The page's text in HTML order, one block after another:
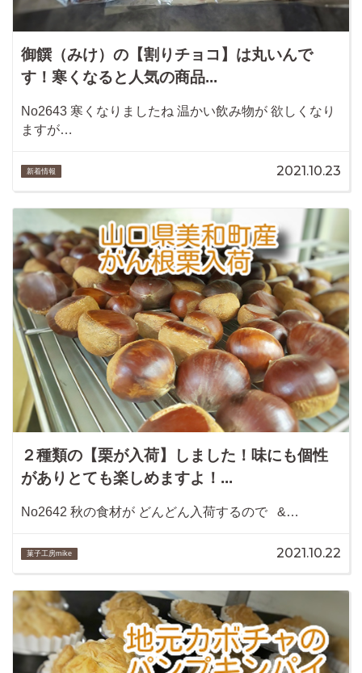
御饌（みけ）の【割りチョコ】は丸いんで
す！寒くなると人気の商品...
No2643 寒くなりましたね 温かい飲み物が 欲しくなり
ますが…
新着情報 2021.10.23
２種類の【栗が入荷】しました！味にも個性
がありとても楽しめますよ！...
No2642 秋の食材が どんどん入荷するので &…
菓子工房mike 2021.10.22